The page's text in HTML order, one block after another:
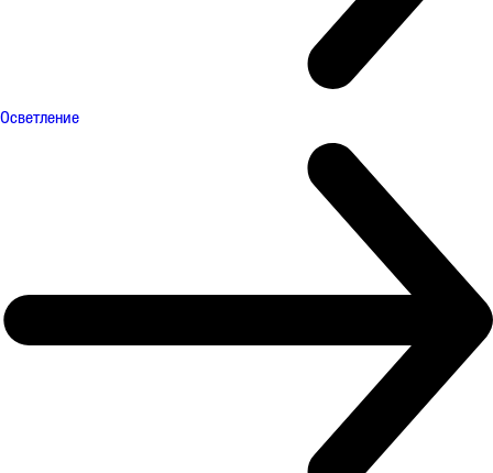
Осветление